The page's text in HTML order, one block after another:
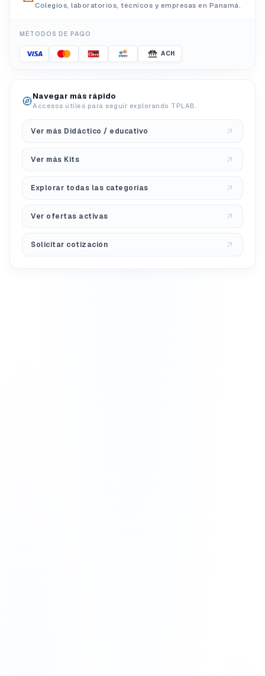
Colegios, laboratorios, técnicos y empresas en Panamá.
MÉTODOS DE PAGO
ACH
Navegar más rápido
Accesos útiles para seguir explorando TPLAB.
Ver más Didáctico / educativo
Ver más Kits
Explorar todas las categorías
Ver ofertas activas
Solicitar cotización